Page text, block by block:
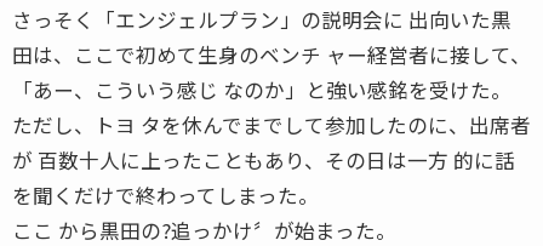
さっそく「エンジェルプラン」の説明会に 出向いた黒
田は、ここで初めて生身のベンチ ャー経営者に接して、
「あー、こういう感じ なのか」と強い感銘を受けた。
ただし、トヨ タを休んでまでして参加したのに、出席者
が 百数十人に上ったこともあり、その日は一方 的に話
を聞くだけで終わってしまった。
ここ から黒田の?追っかけ〞が始まった。